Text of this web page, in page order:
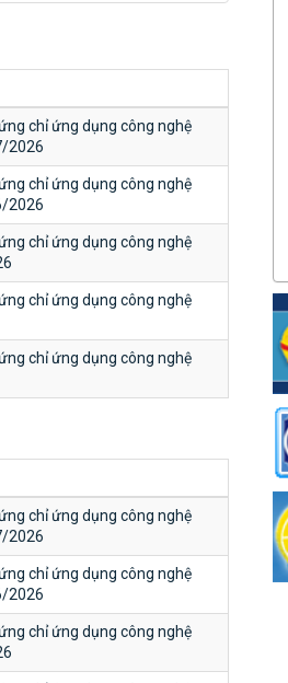
chỉ ứng dụng công nghệ
2026
chỉ ứng dụng công nghệ
2026
chỉ ứng dụng công nghệ
chỉ ứng dụng công nghệ
chỉ ứng dụng công nghệ
chỉ ứng dụng công nghệ
2026
chỉ ứng dụng công nghệ
2026
chỉ ứng dụng công nghệ